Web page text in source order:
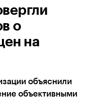
о
на
объяснили
объективными